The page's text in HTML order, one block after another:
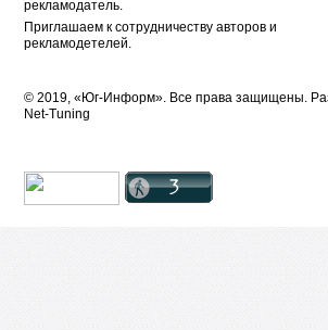
рекламодатель.
Приглашаем к сотрудничеству авторов и
рекламодетелей.
© 2019, «Юг-Информ». Все права защищены.
Net-Tuning